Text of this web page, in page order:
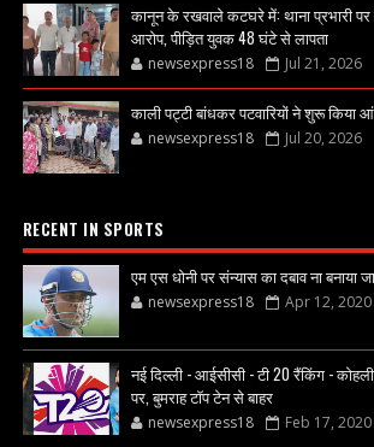
कानून के रखवाले कटघरे में: थाना प्रभारी
आरोप, पीड़ित युवक 48 घंटे से लापता
newsexpress18 Jul 21, 2026
काली पट्टी बांधकर पटवारियों ने शुरू किया
newsexpress18 Jul 20, 2026
RECENT IN SPORTS
एम एस धोनी पर संन्यास का दबाव ना बनाया
newsexpress18 Apr 12, 2020
नई दिल्ली - आईसीसी - टी 20 रैंकिंग -
पर, बुमराह टॉप टेन से बाहर
newsexpress18 Feb 17, 2020